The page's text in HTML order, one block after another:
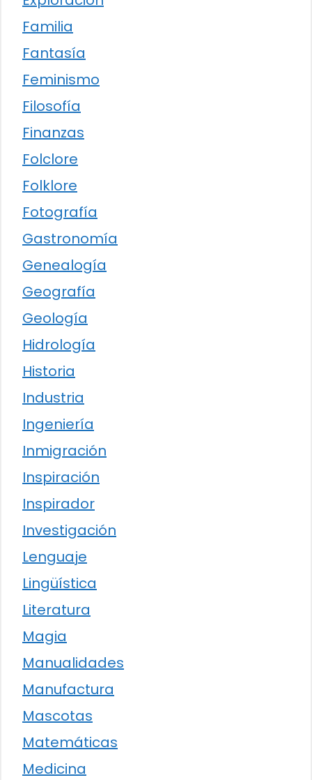
Familia
Fantasía
Feminismo
Filosofía
Finanzas
Folclore
Folklore
Fotografía
Gastronomía
Genealogía
Geografía
Geología
Hidrología
Historia
Industria
Ingeniería
Inmigración
Inspiración
Inspirador
Investigación
Lenguaje
Lingüística
Literatura
Magia
Manualidades
Manufactura
Mascotas
Matemáticas
Medicina